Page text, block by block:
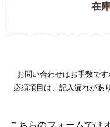
在
お問い合わせはお手数で
必須項目は、記入漏れがあ
こちらのフォームでは